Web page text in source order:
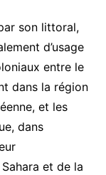
son littoral,
d’usage
entre le
dans la région
et les
dans
et de la